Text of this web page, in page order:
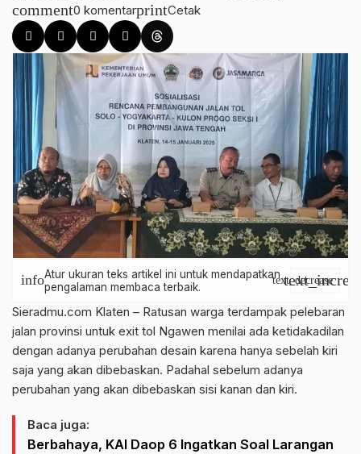
comment0 komentarprintCetak
infoAtur ukuran teks artikel ini untuk mendapatkan
pengalaman membaca terbaik.
text_decrease
Sieradmu.com Klaten – Ratusan warga terdampak pelebaran
jalan provinsi untuk exit tol Ngawen menilai ada ketidakadilan
dengan adanya perubahan desain karena hanya sebelah kiri
saja yang akan dibebaskan. Padahal sebelum adanya
perubahan yang akan dibebaskan sisi kanan dan kiri.
Baca juga:
Berbahaya, KAI Daop 6 Ingatkan Soal Larangan